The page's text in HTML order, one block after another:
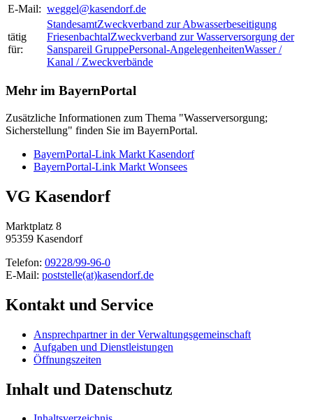
E-Mail: weggel@kasendorf.de
tätig
für:
StandesamtZweckverband zur Abwasserbeseitigung
FriesenbachtalZweckverband zur Wasserversorgung der
Sanspareil GruppePersonal-AngelegenheitenWasser /
Kanal / Zweckverbände
Mehr im BayernPortal
Zusätzliche Informationen zum Thema "Wasserversorgung;
Sicherstellung" finden Sie im BayernPortal.
BayernPortal-Link Markt Kasendorf
BayernPortal-Link Markt Wonsees
VG Kasendorf
Marktplatz 8
95359 Kasendorf
Telefon: 09228/99-96-0
E-Mail: poststelle(at)kasendorf.de
Kontakt und Service
Ansprechpartner in der Verwaltungsgemeinschaft
Aufgaben und Dienstleistungen
Öffnungszeiten
Inhalt und Datenschutz